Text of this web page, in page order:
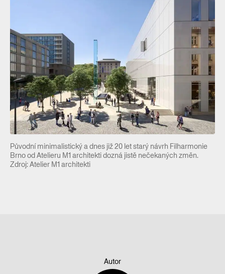
Původní minimalistický a dnes již 20 let starý návrh Filharmonie
Brno od Atelieru M1 architekti dozná jistě nečekaných změn.
Zdroj: Atelier M1 architekti
Autor